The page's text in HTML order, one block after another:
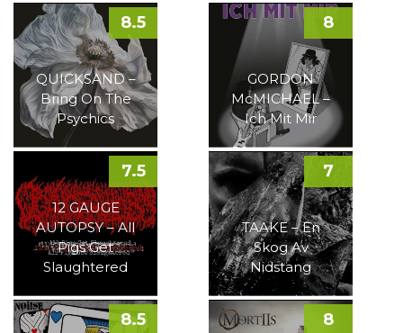
QUICKSAND –
Bring On The
Psychics
8.5
GORDON
McMICHAEL –
Ich Mit Mir
8
12 GAUGE
AUTOPSY – All
Pigs Get
Slaughtered
7.5
TAAKE – En
Skog Av
Nidstang
7
8.5 8